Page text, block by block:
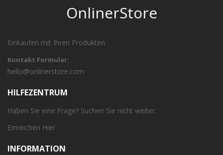
OnlinerStore
Einkaufen mit Ihren Produkten
Kontakt Formular:
hello@onlinerstore.com
HILFEZENTRUM
Haben Sie eine Frage? Suchen Sie nicht weiter.
Einreichen Hier
INFORMATION